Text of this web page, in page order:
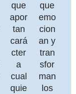
que
apor
tan
cará
cter
a
cual
quie
que
emo
cion
an y
tran
sfor
man
los